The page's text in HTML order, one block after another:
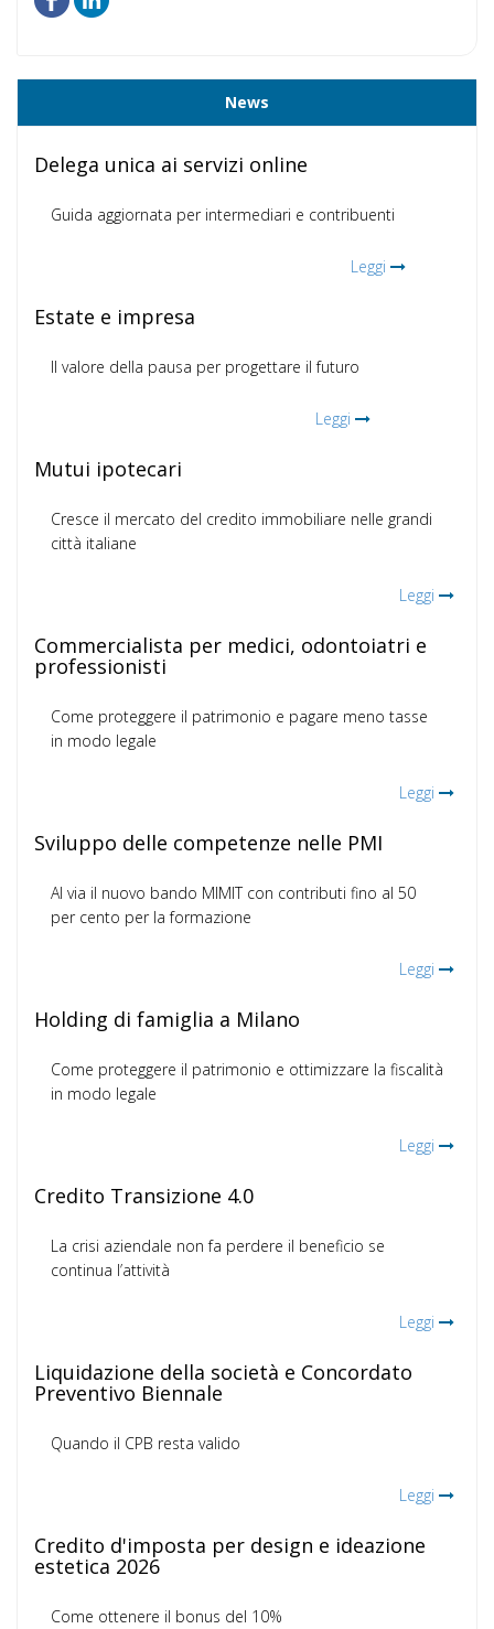
News
Delega unica ai servizi online
Guida aggiornata per intermediari e contribuenti
Leggi
Estate e impresa
Il valore della pausa per progettare il futuro
Leggi
Mutui ipotecari
Cresce il mercato del credito immobiliare nelle grandi
città italiane
Leggi
Commercialista per medici, odontoiatri e
professionisti
Come proteggere il patrimonio e pagare meno tasse
in modo legale
Leggi
Sviluppo delle competenze nelle PMI
Al via il nuovo bando MIMIT con contributi fino al 50
per cento per la formazione
Leggi
Holding di famiglia a Milano
Come proteggere il patrimonio e ottimizzare la fiscalità
in modo legale
Leggi
Credito Transizione 4.0
La crisi aziendale non fa perdere il beneficio se
continua l’attività
Leggi
Liquidazione della società e Concordato
Preventivo Biennale
Quando il CPB resta valido
Leggi
Credito d'imposta per design e ideazione
estetica 2026
Come ottenere il bonus del 10%